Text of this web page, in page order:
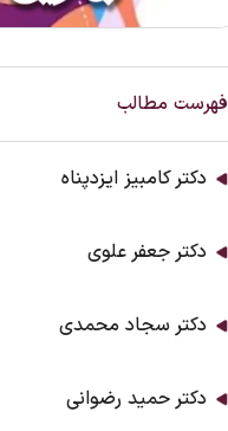
فهرست مطالب
دکتر کامبیز ایزدپناه
دکتر جعفر علوی
دکتر سجاد محمدی
دکتر حمید رضوانی